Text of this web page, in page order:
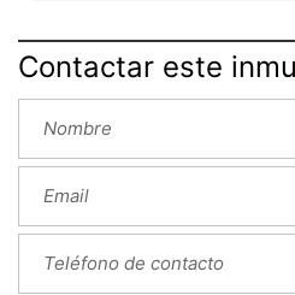
Contactar este